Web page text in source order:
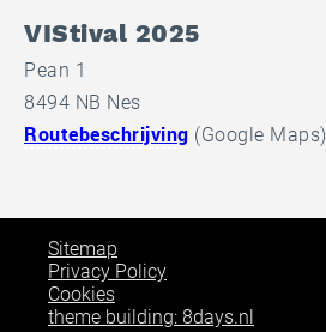
VIStival 2025
Pean 1
8494 NB Nes
Routebeschrijving (Google Maps)
Sitemap
Privacy Policy
Cookies
theme building: 8days.nl